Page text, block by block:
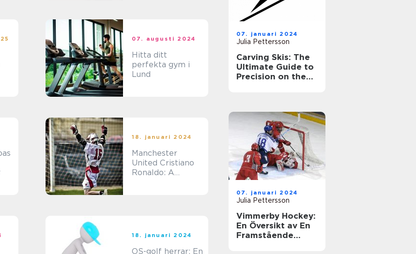
07. augusti 2024
Hitta ditt
perfekta gym i
Lund
18. januari 2024
Manchester
United Cristiano
Ronaldo: A
18. januari 2024
OS-golf herrar: En
07. januari 2024
Julia Pettersson
Carving Skis: The
Ultimate Guide to
Precision on the
07. januari 2024
Julia Pettersson
Vimmerby Hockey:
En Översikt av En
Framstående